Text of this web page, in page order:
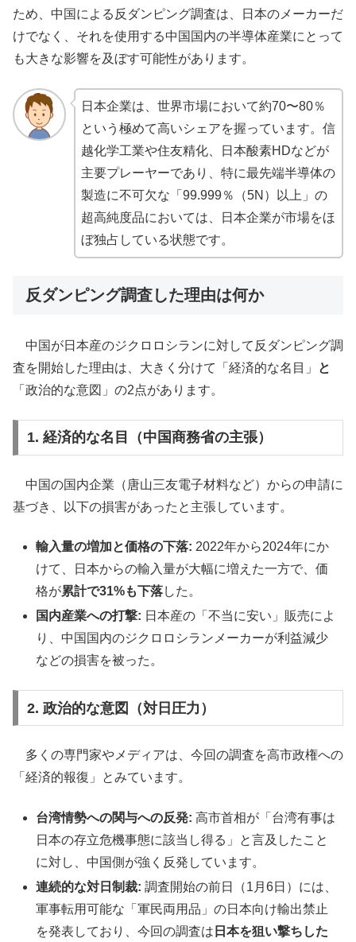
ため、中国による反ダンピング調査は、日本のメーカーだ
けでなく、それを使用する中国国内の半導体産業にとって
も大きな影響を及ぼす可能性があります。
日本企業は、世界市場において約70〜80％
という極めて高いシェアを握っています。信
越化学工業や住友精化、日本酸素HDなどが
主要プレーヤーであり、特に最先端半導体の
製造に不可欠な「99.999％（5N）以上」の
超高純度品においては、日本企業が市場をほ
ぼ独占している状態です。
反ダンピング調査した理由は何か
中国が日本産のジクロロシランに対して反ダンピング調
査を開始した理由は、大きく分けて「経済的な名目」
と
「政治的な意図」の2点があります。
1. 経済的な名目（中国商務省の主張）
中国の国内企業（唐山三友電子材料など）からの申請に
基づき、以下の損害があったと主張しています。
輸入量の増加と価格の下落: 2022年から2024年にか
けて、日本からの輸入量が大幅に増えた一方で、価
格が累計で31%も下落した。
国内産業への打撃: 日本産の「不当に安い」販売によ
り、中国国内のジクロロシランメーカーが利益減少
などの損害を被った。
2. 政治的な意図（対日圧力）
多くの専門家やメディアは、今回の調査を高市政権への
「経済的報復」とみています。
台湾情勢への関与への反発: 高市首相が「台湾有事は
日本の存立危機事態に該当し得る」と言及したこと
に対し、中国側が強く反発しています。
連続的な対日制裁: 調査開始の前日（1月6日）には、
軍事転用可能な「軍民両用品」の日本向け輸出禁止
を発表しており、今回の調査は 日本を狙い撃ちした